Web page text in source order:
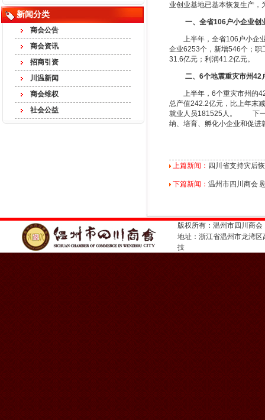
新闻分类
商会公告
商会资讯
招商引资
川温新闻
商会维权
社会公益
业创业基地已基本恢复生产，
一、全省106户小企业创
上半年，全省106户小企业
企业6253个，新增546个；
31.6亿元；利润41.2亿元。
二、6个地震重灾市州42
上半年，6个重灾市州的42
总产值242.2亿元，比上年末
就业人员181525人。 下一
纳、培育、孵化小企业和促进
上篇新闻： 四川省支持灾后
下篇新闻： 温州市四川商会
版权所有：温州市四川商
地址：浙江省温州市龙湾
技